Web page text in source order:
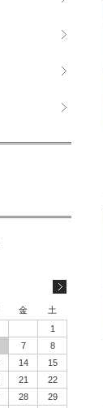
金
土
1
7
8
14
15
21
22
28
29